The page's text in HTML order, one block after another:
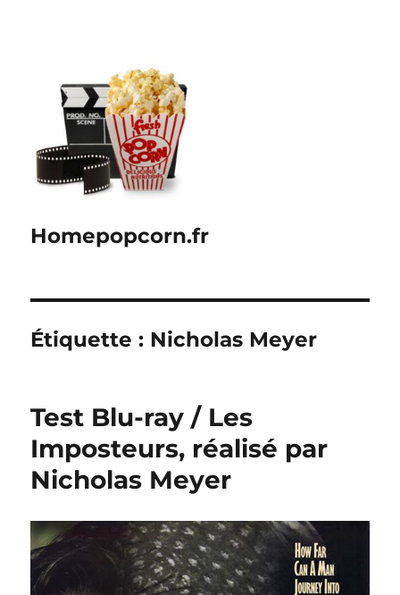
Homepopcorn.fr
Étiquette : Nicholas Meyer
Test Blu-ray / Les
Imposteurs, réalisé par
Nicholas Meyer